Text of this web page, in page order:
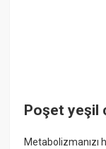
Poşet yeşil
Metabolizmanızı